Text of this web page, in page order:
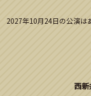
2027年10月24日の公演は
西新